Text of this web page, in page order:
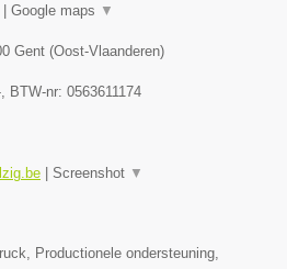
Google maps ▼
Gent (Oost-Vlaanderen)
, BTW-nr: 0563611174
Screenshot ▼
Productionele ondersteuning,